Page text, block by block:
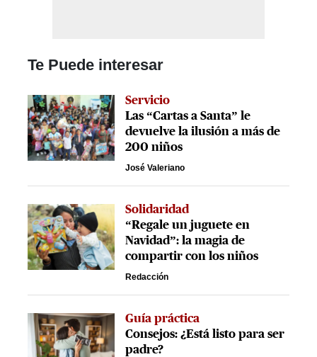
Te Puede interesar
Servicio
Las “Cartas a Santa” le
devuelve la ilusión a más de
200 niños
José Valeriano
Solidaridad
“Regale un juguete en
Navidad”: la magia de
compartir con los niños
Redacción
Guía práctica
Consejos: ¿Está listo para ser
padre?